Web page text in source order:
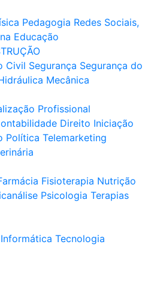
Pedagogia Redes Sociais,
Educação
Civil Segurança Segurança do
Mecânica
Profissional
Direito Iniciação
Política Telemarketing
Fisioterapia Nutrição
Psicologia Terapias
Informática Tecnologia